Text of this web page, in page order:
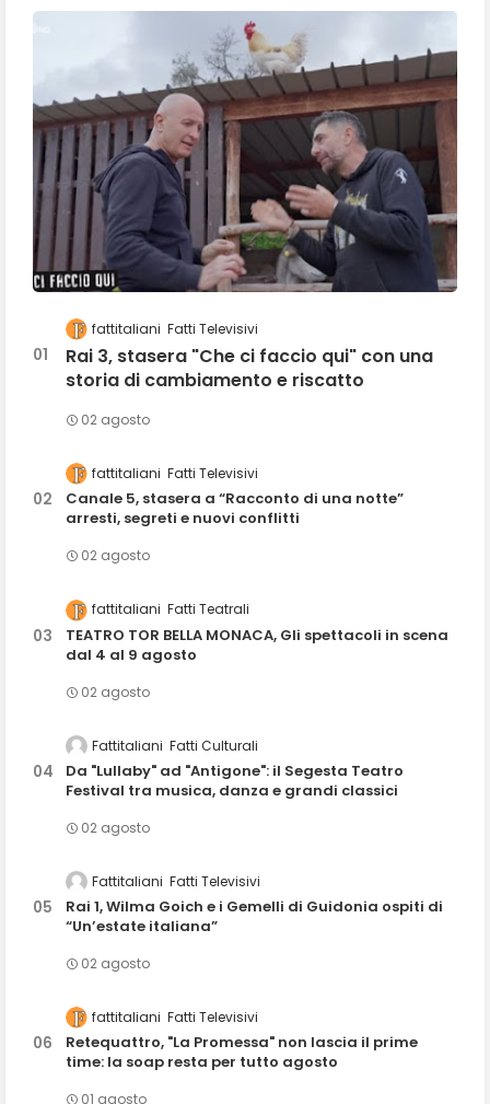
fattitaliani Fatti Televisivi
Rai 3, stasera "Che ci faccio qui" con una
storia di cambiamento e riscatto
02 agosto
fattitaliani Fatti Televisivi
Canale 5, stasera a “Racconto di una notte”
arresti, segreti e nuovi conflitti
02 agosto
fattitaliani Fatti Teatrali
TEATRO TOR BELLA MONACA, Gli spettacoli in scena
dal 4 al 9 agosto
02 agosto
Fattitaliani Fatti Culturali
Da "Lullaby" ad "Antigone": il Segesta Teatro
Festival tra musica, danza e grandi classici
02 agosto
Fattitaliani Fatti Televisivi
Rai 1, Wilma Goich e i Gemelli di Guidonia ospiti di
“Un’estate italiana”
02 agosto
fattitaliani Fatti Televisivi
Retequattro, "La Promessa" non lascia il prime
time: la soap resta per tutto agosto
01 agosto